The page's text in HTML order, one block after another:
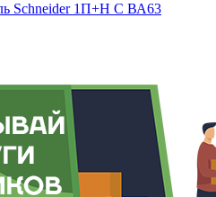
Schneider 1П+Н C ВА63